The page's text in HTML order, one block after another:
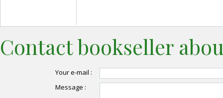
Contact bookseller
Your e-mail :
Message :